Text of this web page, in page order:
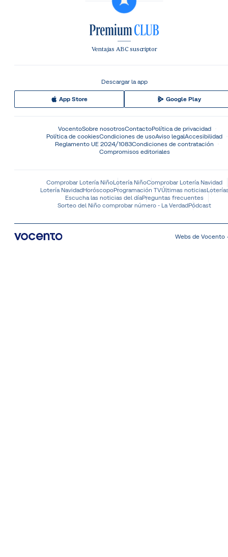
Ventajas ABC suscriptor
Descargar la app
App Store Google Play
VocentoSobre nosotrosContactoPolítica de privacidad
Política de cookiesCondiciones de usoAviso legalAccesibilidad
Reglamento UE 2024/1083Condiciones de contratación
Compromisos editoriales
Comprobar Lotería NiñoLotería NiñoComprobar Lotería Navidad
Lotería NavidadHoróscopoProgramación TVÚltimas noticias
Escucha las noticias del díaPreguntas frecuentes
Sorteo del Niño comprobar número - La VerdadPódcast
Webs de Vocento